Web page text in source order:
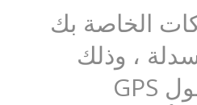
الخاصة بك
، وذلك
باستخدام المحمول GPS